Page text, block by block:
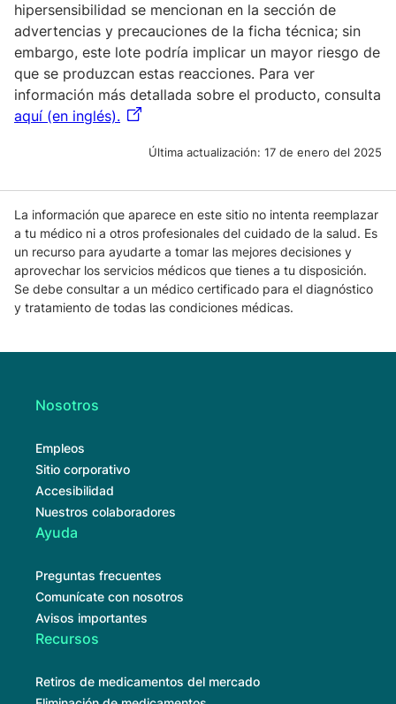
hipersensibilidad se mencionan en la sección de
advertencias y precauciones de la ficha técnica; sin
embargo, este lote podría implicar un mayor riesgo de
que se produzcan estas reacciones. Para ver
información más detallada sobre el producto, consulta
aquí (en inglés).
Última actualización: 17 de enero del 2025
La información que aparece en este sitio no intenta reemplazar
a tu médico ni a otros profesionales del cuidado de la salud. Es
un recurso para ayudarte a tomar las mejores decisiones y
aprovechar los servicios médicos que tienes a tu disposición.
Se debe consultar a un médico certificado para el diagnóstico
y tratamiento de todas las condiciones médicas.
Nosotros
Empleos
Sitio corporativo
Accesibilidad
Nuestros colaboradores
Ayuda
Preguntas frecuentes
Comunícate con nosotros
Avisos importantes
Recursos
Retiros de medicamentos del mercado